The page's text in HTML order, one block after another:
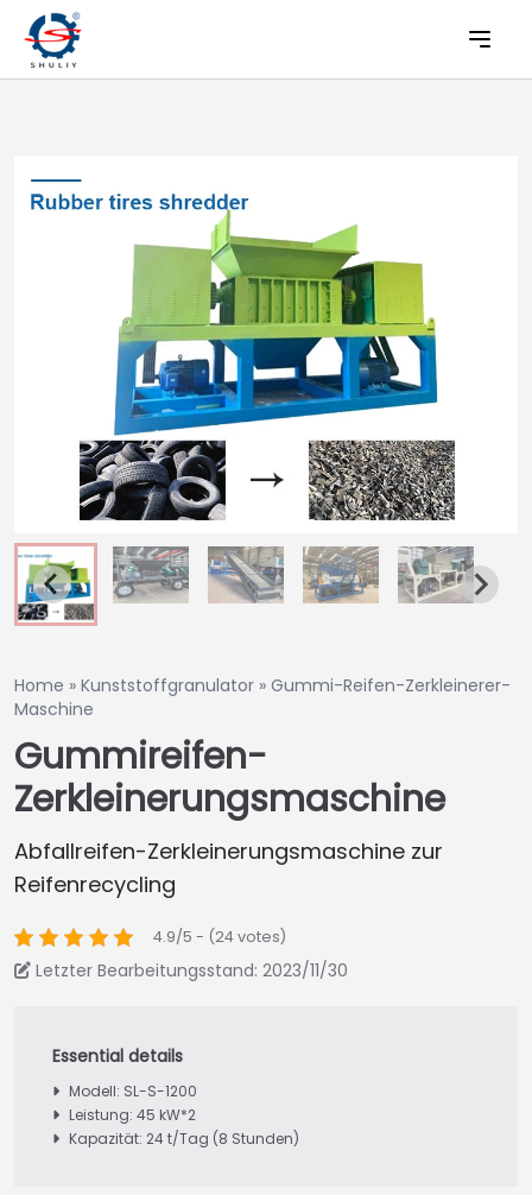
Home » Kunststoffgranulator » Gummi-Reifen-Zerkleinerer-
Maschine
Gummireifen-
Zerkleinerungsmaschine
Abfallreifen-Zerkleinerungsmaschine zur
Reifenrecycling
4.9/5 - (24 votes)
Letzter Bearbeitungsstand: 2023/11/30
Modell: SL-S-1200
Leistung: 45 kW*2
Kapazität: 24 t/Tag (8 Stunden)